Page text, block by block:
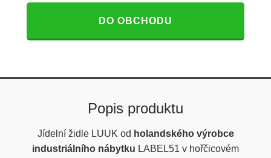
DO OBCHODU
Popis produktu
Jídelní židle LUUK od holandského výrobce
industriálního nábytku LABEL51 v hořčicovém